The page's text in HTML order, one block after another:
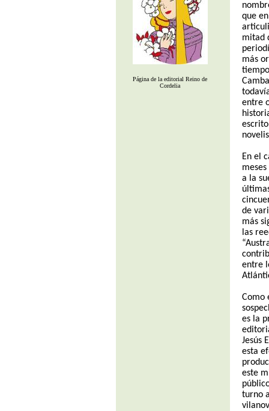
Página de la editorial Reino de
Cordelia
que
mitad
más
entre
En el
a la
de
más
las
entre
Como
es la
Jesús
esta
este
turno